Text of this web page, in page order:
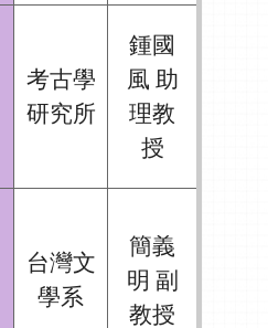
考古學
研究所
鍾國
風 助
理教
授
台灣文
學系
簡義
明 副
教授